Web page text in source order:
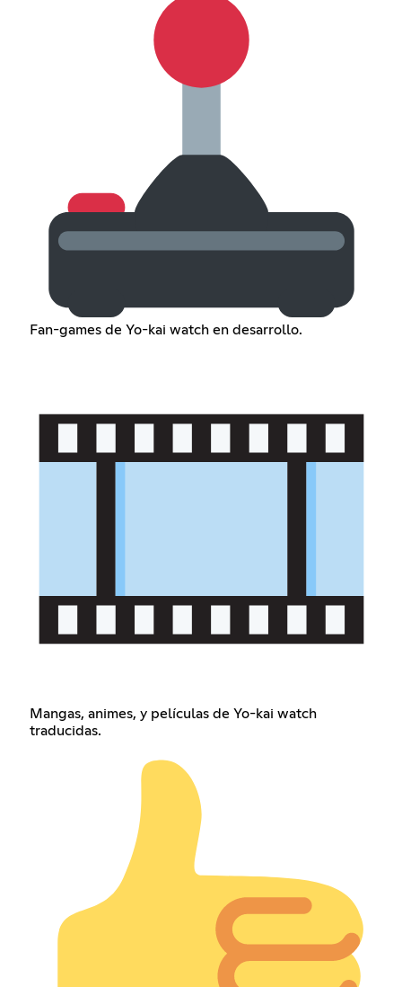
Fan-games de Yo-kai watch en desarrollo.
Mangas, animes, y películas de Yo-kai watch
traducidas.